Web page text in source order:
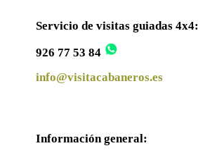
Servicio de visitas guiadas 4x4:
926 77 53 84
info@visitacabaneros.es
Información general: